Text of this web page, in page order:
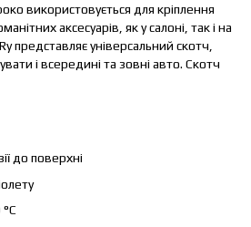
використовується для кріплення
аксесуарів, як у салоні, так і на
представляє універсальний скотч,
і всередині та зовні авто. Скотч
до поверхні